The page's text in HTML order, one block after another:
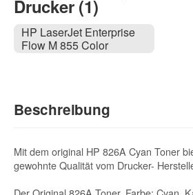
Drucker (1)
HP LaserJet Enterprise
Flow M 855 Color
Beschreibung
Mit dem original HP 826A Cyan Toner
gewohnte Qualität vom Drucker-